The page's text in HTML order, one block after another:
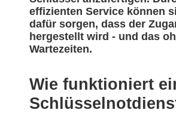
effizienten Service können
dafür sorgen, dass der
hergestellt wird - und das
Wartezeiten.
Wie funktioniert